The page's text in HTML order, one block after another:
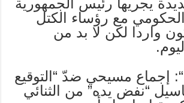
مع رؤساء الكتل
واردا لكن لا بد من
“: إجماع مسيحي ضدّ “التوقيع
“نفض يده” من الثنائي